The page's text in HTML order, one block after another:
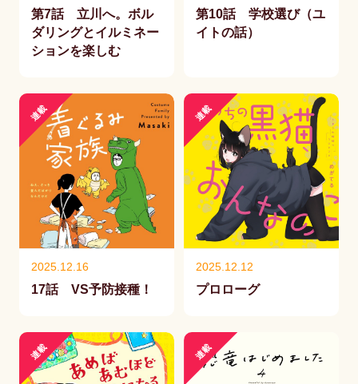
第7話 立川へ。ボル
ダリングとイルミネー
ションを楽しむ
第10話 学校選び（ユ
イトの話）
連載
2025.12.16
17話 VS予防接種！
連載
2025.12.12
プロローグ
連載 連載